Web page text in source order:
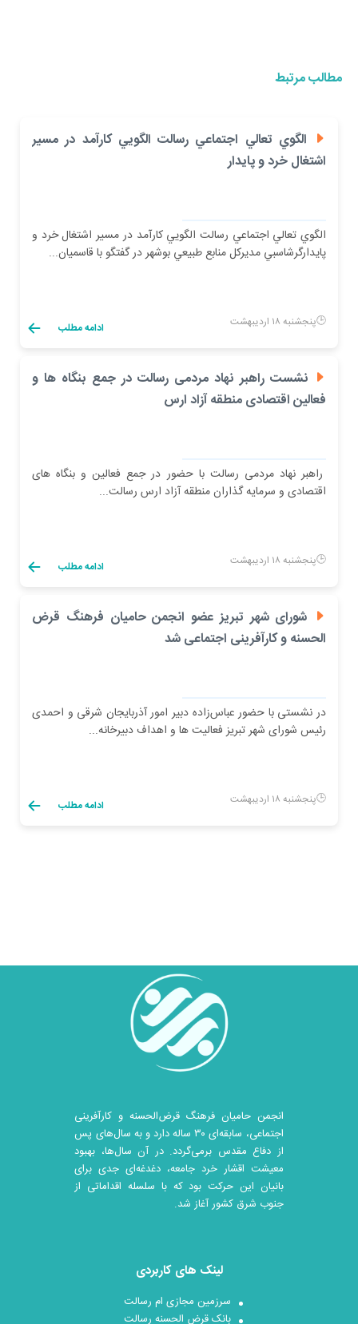
مطالب مرتبط
الگوي تعالي اجتماعي رسالت الگويي كارآمد در مسير
اشتغال خرد و پايدار
الگوي تعالي اجتماعي رسالت الگويي كارآمد در مسير اشتغال خرد و
پايدارگرشاسبي مديركل منابع طبيعي بوشهر در گفتگو با قاسميان...
پنجشنبه ۱۸ اردیبهشت ادامه مطلب
نشست راهبر نهاد مردمی رسالت در جمع بنگاه ها و
فعالین اقتصادی منطقه آزاد ارس
راهبر نهاد مردمی رسالت با حضور در جمع فعالین و بنگاه های
اقتصادی و سرمایه گذاران منطقه آزاد ارس رسالت...
پنجشنبه ۱۸ اردیبهشت ادامه مطلب
شورای شهر تبریز عضو انجمن حامیان فرهنگ قرض
الحسنه و کارآفرینی اجتماعی شد
در نشستی با حضور عباس‌زاده دبیر امور آذربایجان شرقی و احمدی
رئیس شورای شهر تبریز فعالیت ها و اهداف دبیرخانه...
پنجشنبه ۱۸ اردیبهشت ادامه مطلب
انجمن حامیان فرهنگ قرض‌الحسنه و کارآفرینی
اجتماعی، سابقه‌ای ۳۰ ساله دارد و به سال‌های پس
از دفاع مقدس برمی‌گردد. در آن سال‎‌ها، بهبود
معیشت اقشار خرد جامعه، دغدغه‌ای جدی برای
بانیان این حرکت بود که با سلسله اقداماتی از
جنوب شرق کشور آغاز شد.
لینک های کاربردی
سرزمین مجازی ام رسالت
بانک قرض الحسنه رسالت